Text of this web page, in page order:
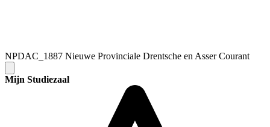
NPDAC_1887 Nieuwe Provinciale Drentsche en Asser Courant
Mijn Studiezaal